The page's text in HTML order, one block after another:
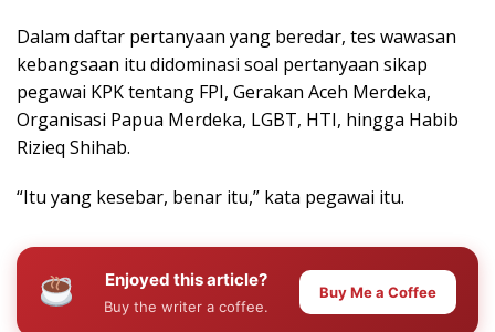
Dalam daftar pertanyaan yang beredar, tes wawasan
kebangsaan itu didominasi soal pertanyaan sikap
pegawai KPK tentang FPI, Gerakan Aceh Merdeka,
Organisasi Papua Merdeka, LGBT, HTI, hingga Habib
Rizieq Shihab.
“Itu yang kesebar, benar itu,” kata pegawai itu.
Enjoyed this article?
Buy the writer a coffee.
Buy Me a Coffee